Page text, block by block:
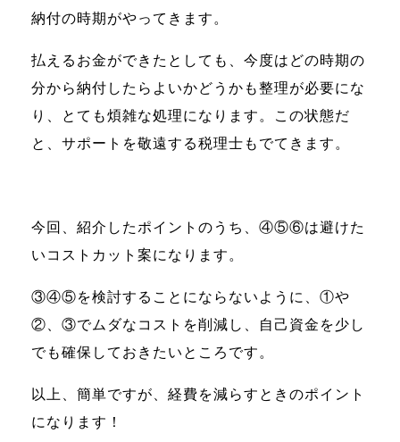
納付の時期がやってきます。
払えるお金ができたとしても、今度はどの時期の
分から納付したらよいかどうかも整理が必要にな
り、とても煩雑な処理になります。この状態だ
と、サポートを敬遠する税理士もでてきます。
今回、紹介したポイントのうち、④⑤⑥は避けた
いコストカット案になります。
③④⑤を検討することにならないように、①や
②、③でムダなコストを削減し、自己資金を少し
でも確保しておきたいところです。
以上、簡単ですが、経費を減らすときのポイント
になります！